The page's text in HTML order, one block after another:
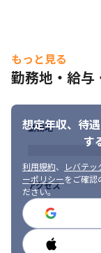
もっと見る
勤務地・給与
想定年収、待遇
す
利用規約、 レバテッ
ーポリシーをご確認
ださい。
勤務地
アクセス
勤務時間